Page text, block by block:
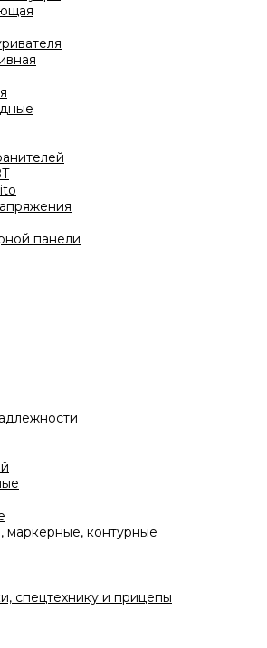
панели
маркерные, контурные
спецтехнику и прицепы